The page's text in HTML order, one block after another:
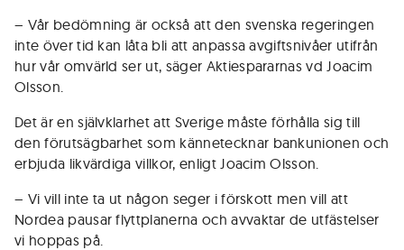
– Vår bedömning är också att den svenska regeringen
inte över tid kan låta bli att anpassa avgiftsnivåer utifrån
hur vår omvärld ser ut, säger Aktiespararnas vd Joacim
Olsson.
Det är en självklarhet att Sverige måste förhålla sig till
den förutsägbarhet som kännetecknar bankunionen och
erbjuda likvärdiga villkor, enligt Joacim Olsson.
– Vi vill inte ta ut någon seger i förskott men vill att
Nordea pausar flyttplanerna och avvaktar de utfästelser
vi hoppas på.